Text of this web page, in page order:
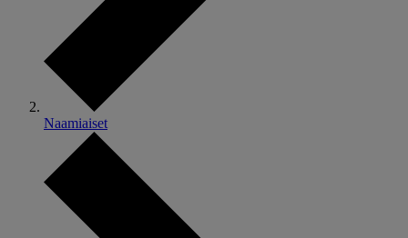
Naamiaiset